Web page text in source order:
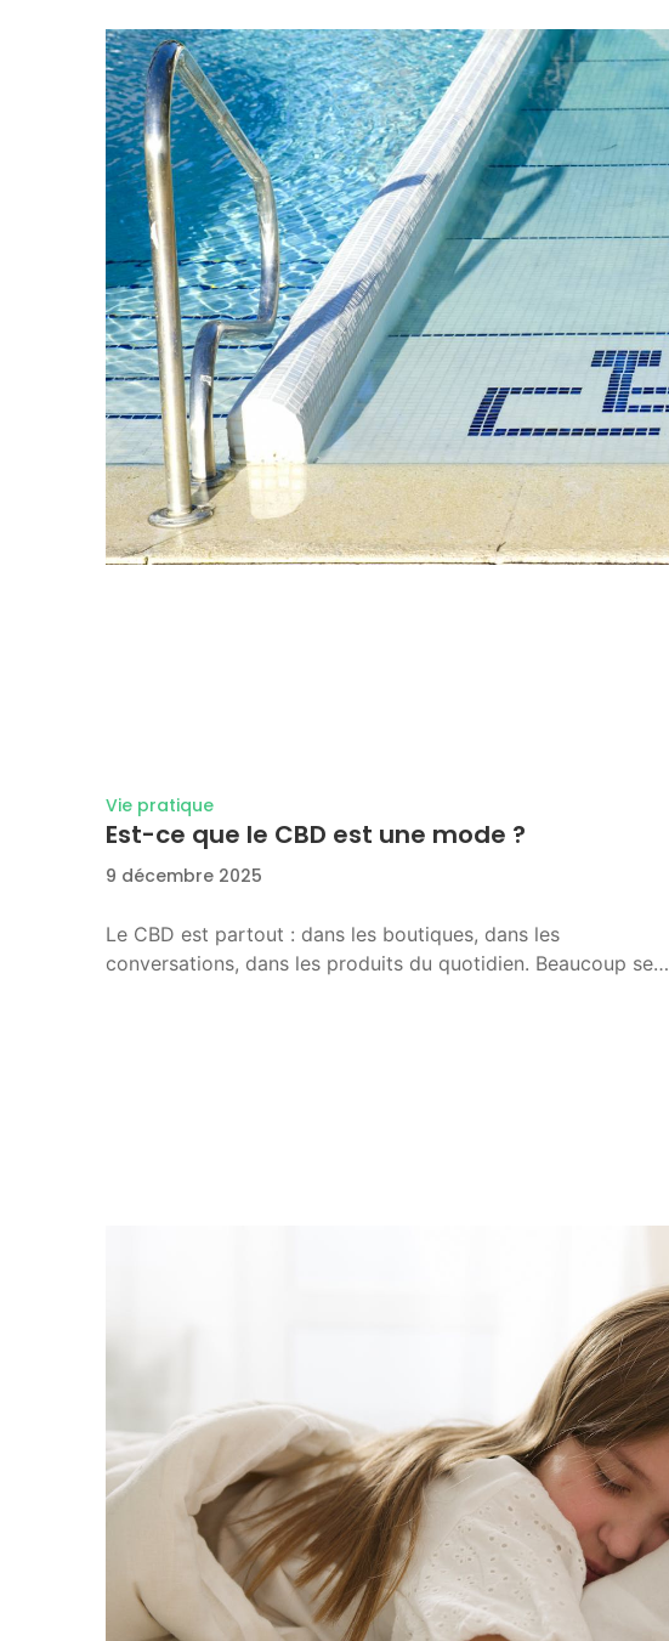
Vie pratique
Est-ce que le CBD est une mode ?
9 décembre 2025
Le CBD est partout : dans les boutiques, dans les
conversations, dans les produits du quotidien. Beaucoup se…